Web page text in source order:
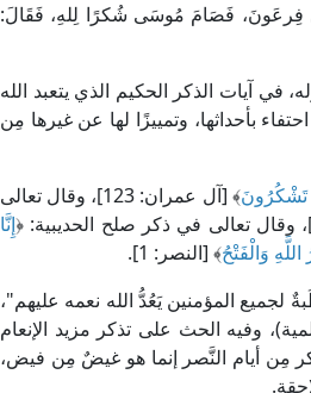
فِرعَونَ، فَصَامَ مُوسَى شُكرًا لِلهِ، فَقَالَ:
في آيات الذكر الحكيم الذي يتعبد الله
بأحداثها، وتمييزًا لها عن غيرها مِن
تَشْكُرُونَ
﴾ [آل عمران: 123]، وقال تعالى
إِنَّا
وَالْفَتْحُ﴾ [النصر: 1].
مخاطَبةٌ لجميع المؤمنين يَعُدُّ الله نعمه عليهم"،
(3/ 19، ط. دار الكتب العلمية)، وفيه الحث على تذكر مزيد الإنعام
مِن أيام النَّصر إنما هو غيضٌ مِن فيض،